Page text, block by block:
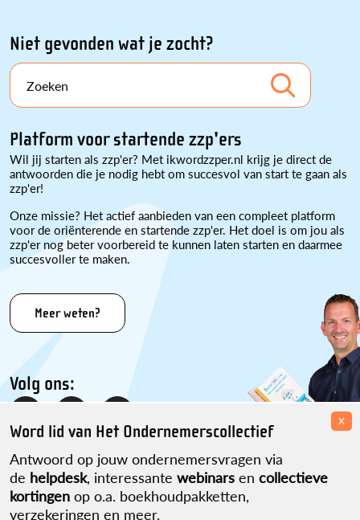
Niet gevonden wat je zocht?
Zoeken
Platform voor startende zzp'ers
Wil jij starten als zzp'er? Met ikwordzzper.nl krijg je direct de
antwoorden die je nodig hebt om succesvol van start te gaan als
zzp'er!
Onze missie? Het actief aanbieden van een compleet platform
voor de oriënterende en startende zzp'er. Het doel is om jou als
zzp'er nog beter voorbereid te kunnen laten starten en daarmee
succesvoller te maken.
Meer weten?
Volg ons:
Disclaimer Over ons Contact
Word lid van Het Ondernemerscollectief
Antwoord op jouw ondernemersvragen via
de helpdesk, interessante webinars en collectieve
kortingen op o.a. boekhoudpakketten,
verzekeringen en meer.
x